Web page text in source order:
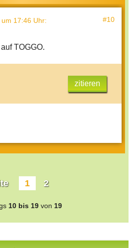
17:46 Uhr: #10
TOGGO.
zitieren
1 2
10 bis 19 von 19